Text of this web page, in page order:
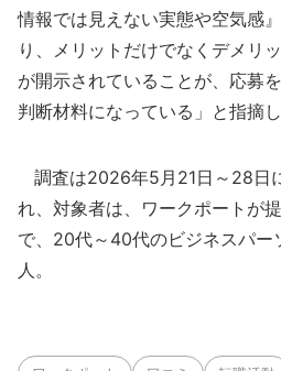
情報では見えない実態や空気感
り、メリットだけでなくデメリ
が開示されていることが、応募
判断材料になっている」と指摘し
調査は2026年5月21日～28日
れ、対象者は、ワークポートが
で、20代～40代のビジネスパ
人。